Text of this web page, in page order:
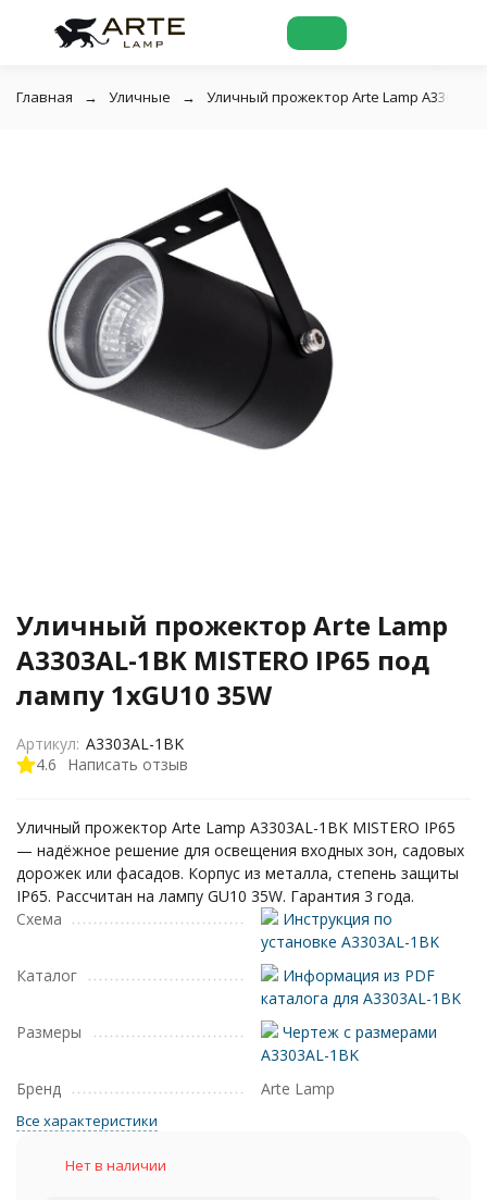
Главная Уличные Уличный прожектор Arte Lamp A3303AL-
Уличный прожектор Arte Lamp
A3303AL-1BK MISTERO IP65 под
лампу 1xGU10 35W
4.6 Написать отзыв
Артикул: A3303AL-1BK
Уличный прожектор Arte Lamp A3303AL-1BK MISTERO IP65
— надёжное решение для освещения входных зон, садовых
дорожек или фасадов. Корпус из металла, степень защиты
IP65. Рассчитан на лампу GU10 35W. Гарантия 3 года.
Схема
Инструкция по
установке A3303AL-1BK
Каталог
Информация из PDF
каталога для A3303AL-1BK
Размеры
Чертеж с размерами
A3303AL-1BK
Бренд
Arte Lamp
Все характеристики
Нет в наличии